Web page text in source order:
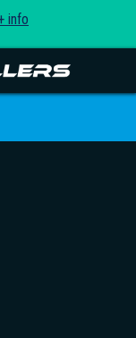
info